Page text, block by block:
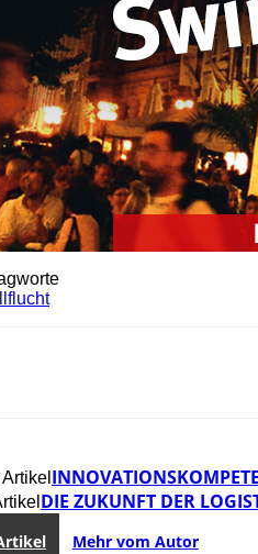
DIE ZUKUNFT DER
Mehr vom Autor